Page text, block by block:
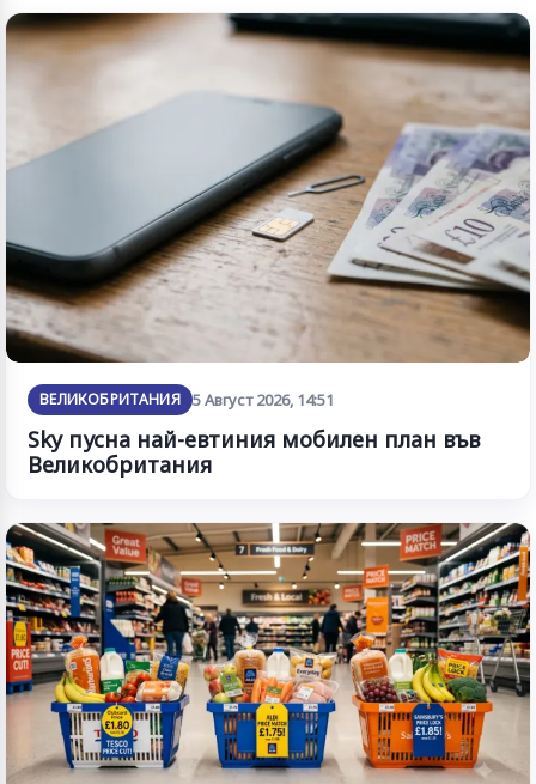
ВЕЛИКОБРИТАНИЯ 5 Август 2026, 14:51
Sky пусна най-евтиния мобилен план във
Великобритания